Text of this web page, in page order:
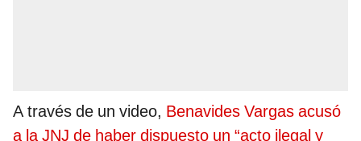
A través de un video, Benavides Vargas acusó
a la JNJ de haber dispuesto un “acto ilegal y